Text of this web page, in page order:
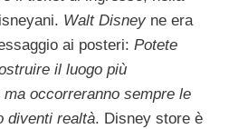
Walt Disney ne era
ai posteri: Potete
il luogo più
occorreranno sempre le
diventi realtà. Disney store è